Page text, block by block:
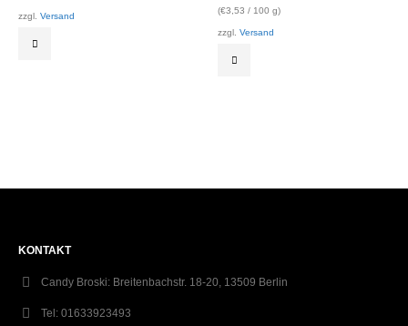
zzgl. Versand
(€3,53 / 100 g)
zzgl. Versand
KONTAKT
Candy Broski: Breitenbachstr. 18-20, 13509 Berlin
Tel: 01633923493